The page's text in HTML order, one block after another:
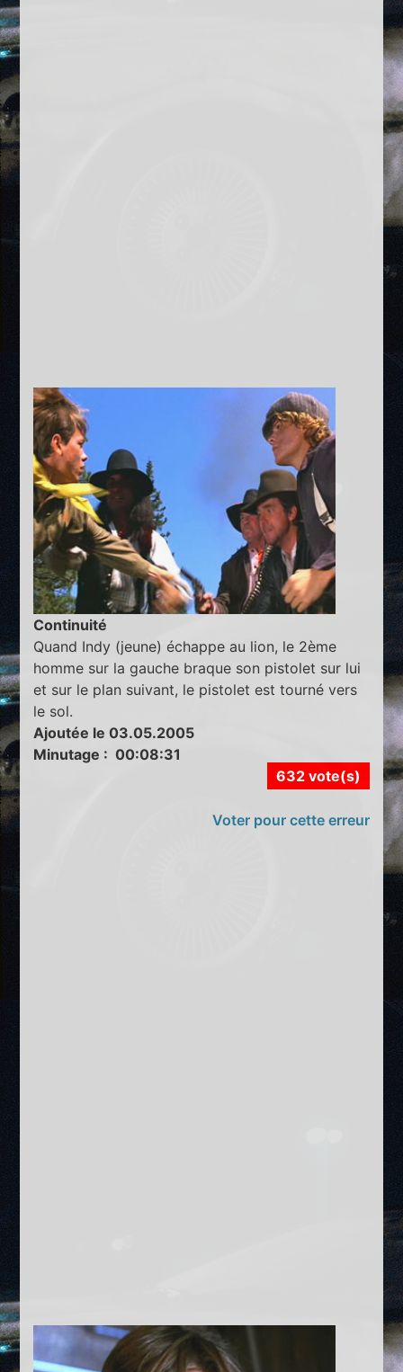
Continuité
Quand Indy (jeune) échappe au lion, le 2ème
homme sur la gauche braque son pistolet sur lui
et sur le plan suivant, le pistolet est tourné vers
le sol.
Ajoutée le 03.05.2005
Minutage : 00:08:31
632 vote(s)
Voter pour cette erreur